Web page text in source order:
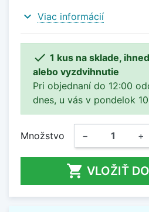
expand_more Viac informácií
 1 kus na sklade,
alebo vyzdvihnutie
Pri objednaní do 12:00
dnes, u vás v pondelok
Množstvo − +
 VLOŽIŤ